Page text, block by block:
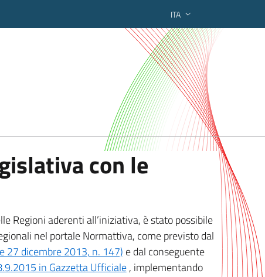
ITA
regionale
con le
Regioni aderenti all’iniziativa, è stato possibile
nel portale Normattiva, come previsto dal
27 dicembre 2013, n. 147) e dal conseguente
in Gazzetta Ufficiale, implementando